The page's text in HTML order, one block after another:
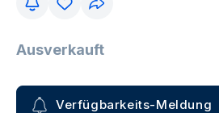
Ausverkauft
Verfügbarkeits-Meldung